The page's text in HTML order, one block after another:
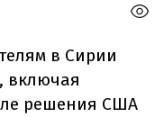
в Сирии
включая
решения США